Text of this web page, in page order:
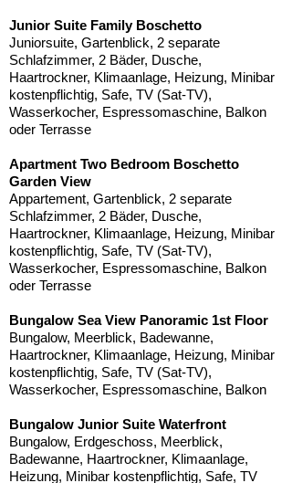
Junior Suite Family Boschetto
Juniorsuite, Gartenblick, 2 separate
Schlafzimmer, 2 Bäder, Dusche,
Haartrockner, Klimaanlage, Heizung, Minibar
kostenpflichtig, Safe, TV (Sat-TV),
Wasserkocher, Espressomaschine, Balkon
oder Terrasse
Apartment Two Bedroom Boschetto
Garden View
Appartement, Gartenblick, 2 separate
Schlafzimmer, 2 Bäder, Dusche,
Haartrockner, Klimaanlage, Heizung, Minibar
kostenpflichtig, Safe, TV (Sat-TV),
Wasserkocher, Espressomaschine, Balkon
oder Terrasse
Bungalow Sea View Panoramic 1st Floor
Bungalow, Meerblick, Badewanne,
Haartrockner, Klimaanlage, Heizung, Minibar
kostenpflichtig, Safe, TV (Sat-TV),
Wasserkocher, Espressomaschine, Balkon
Bungalow Junior Suite Waterfront
Bungalow, Erdgeschoss, Meerblick,
Badewanne, Haartrockner, Klimaanlage,
Heizung, Minibar kostenpflichtig, Safe, TV